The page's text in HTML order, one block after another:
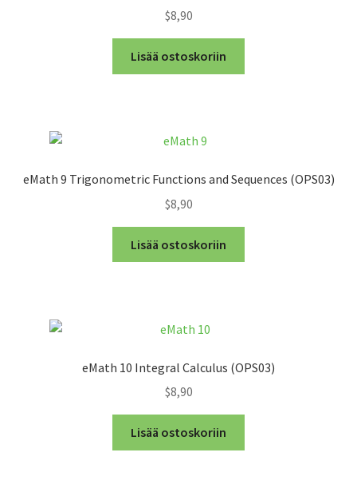
$8,90
Lisää ostoskoriin
eMath 9 Trigonometric Functions and Sequences (OPS03)
$8,90
Lisää ostoskoriin
eMath 10 Integral Calculus (OPS03)
$8,90
Lisää ostoskoriin